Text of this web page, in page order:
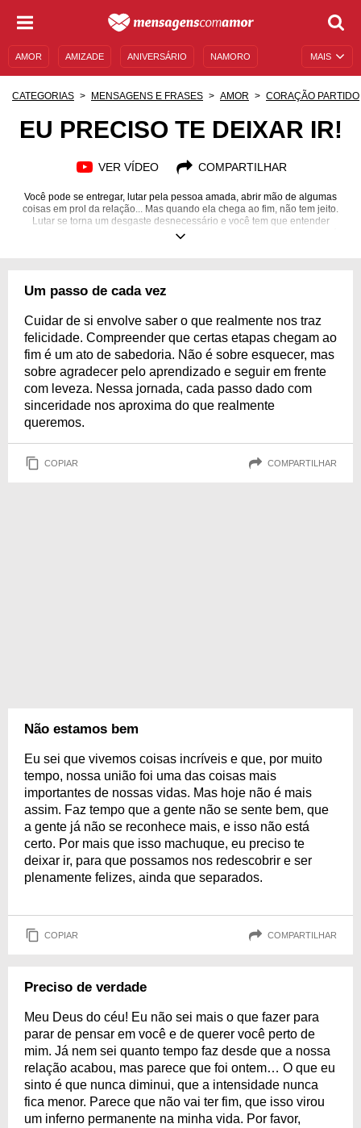
MAIS
AMOR AMIZADE ANIVERSÁRIO NAMORO
CATEGORIAS MENSAGENS E FRASES AMOR CORAÇÃO PARTIDO
EU PRECISO TE DEIXAR IR!
VER VÍDEO COMPARTILHAR
Você pode se entregar, lutar pela pessoa amada, abrir mão de algumas
coisas em prol da relação... Mas quando ela chega ao fim, não tem jeito.
Lutar se torna um desgaste desnecessário e você tem que entender
quando é hora de partir. A atitude pode ser dolorosa, mas tudo na vida é
oportunidade de aprender, praticar o autoconhecimento e coletar boas
Um passo de cada vez
Cuidar de si envolve saber o que realmente nos traz
felicidade. Compreender que certas etapas chegam ao
fim é um ato de sabedoria. Não é sobre esquecer, mas
sobre agradecer pelo aprendizado e seguir em frente
com leveza. Nessa jornada, cada passo dado com
sinceridade nos aproxima do que realmente
queremos.
COPIAR COMPARTILHAR
Não estamos bem
Eu sei que vivemos coisas incríveis e que, por muito
tempo, nossa união foi uma das coisas mais
importantes de nossas vidas. Mas hoje não é mais
assim. Faz tempo que a gente não se sente bem, que
a gente já não se reconhece mais, e isso não está
certo. Por mais que isso machuque, eu preciso te
deixar ir, para que possamos nos redescobrir e ser
plenamente felizes, ainda que separados.
COPIAR COMPARTILHAR
Preciso de verdade
Meu Deus do céu! Eu não sei mais o que fazer para
parar de pensar em você e de querer você perto de
mim. Já nem sei quanto tempo faz desde que a nossa
relação acabou, mas parece que foi ontem… O que eu
sinto é que nunca diminui, que a intensidade nunca
fica menor. Parece que não vai ter fim, que isso virou
um inferno permanente na minha vida. Por favor,